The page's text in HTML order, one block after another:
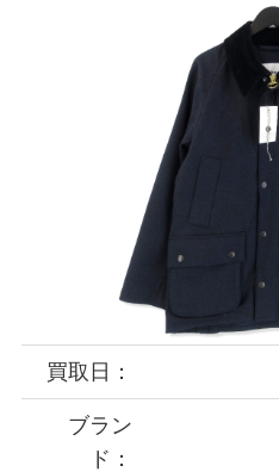
買取日：
ブラン
ド：